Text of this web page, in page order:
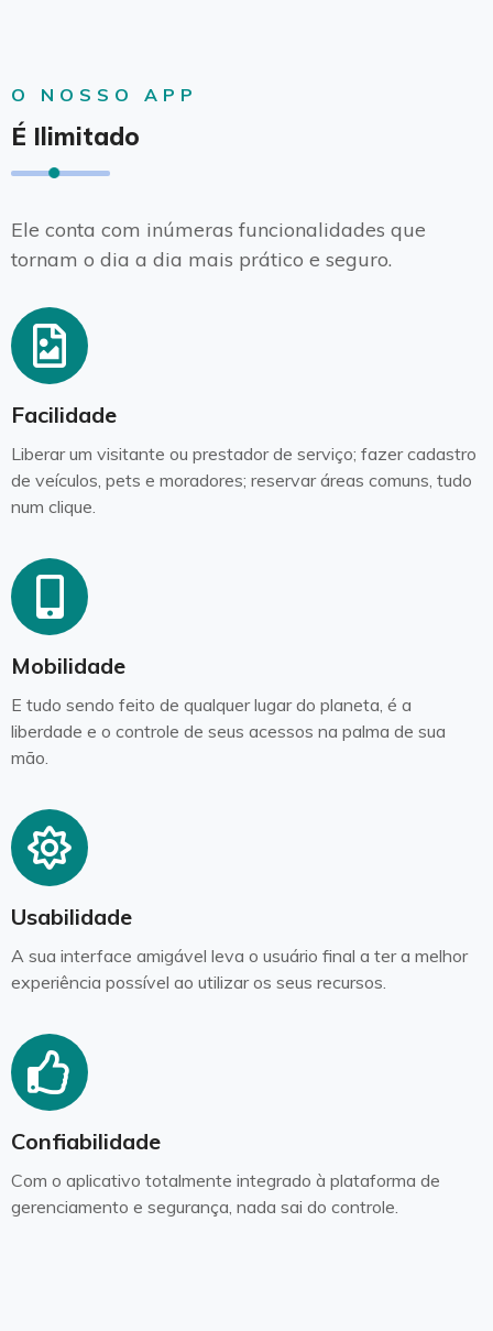
O NOSSO APP
É Ilimitado
Ele conta com inúmeras funcionalidades que
tornam o dia a dia mais prático e seguro.
Facilidade
Liberar um visitante ou prestador de serviço; fazer cadastro
de veículos, pets e moradores; reservar áreas comuns, tudo
num clique.
Mobilidade
E tudo sendo feito de qualquer lugar do planeta, é a
liberdade e o controle de seus acessos na palma de sua
mão.
Usabilidade
A sua interface amigável leva o usuário final a ter a melhor
experiência possível ao utilizar os seus recursos.
Confiabilidade
Com o aplicativo totalmente integrado à plataforma de
gerenciamento e segurança, nada sai do controle.